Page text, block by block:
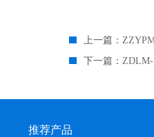
上一篇：
下一篇：
推荐产品